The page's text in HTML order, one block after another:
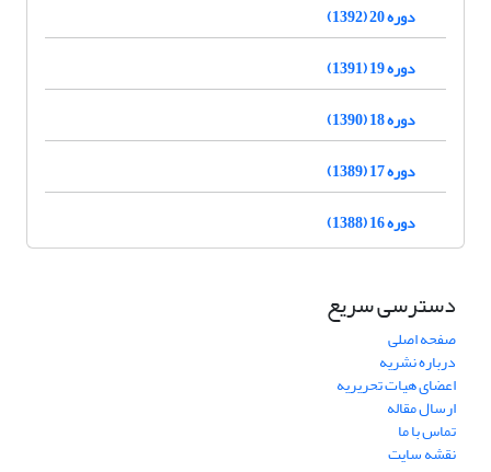
دوره 20 (1392)
دوره 19 (1391)
دوره 18 (1390)
دوره 17 (1389)
دوره 16 (1388)
دسترسی سریع
صفحه اصلی
درباره نشریه
اعضای هیات تحریریه
ارسال مقاله
تماس با ما
نقشه سایت